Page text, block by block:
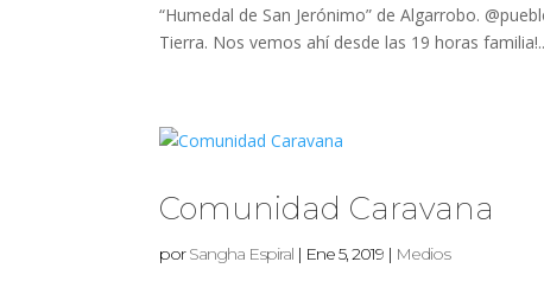
“Humedal de San Jerónimo” de Algarrobo.
Tierra. Nos vemos ahí desde las 19 horas
Comunidad Caravana
porSangha Espiral | Ene 5, 2019 | Medios